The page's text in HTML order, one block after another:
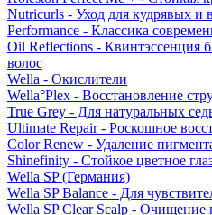
Nutricurls - Уход для кудрявых и
Performance - Классика
Oil Reflections - Квинтэссенция
волос
Wella - Окислители
Wella°Plex - Восстановление
True Grey - Для натуральных
Ultimate Repair - Роскошное
Color Renew - Удаление
Shinefinity - Стойкое цветное
Wella SP (Германия)
Wella SP Balance - Для
Wella SP Clear Scalp - Очищение